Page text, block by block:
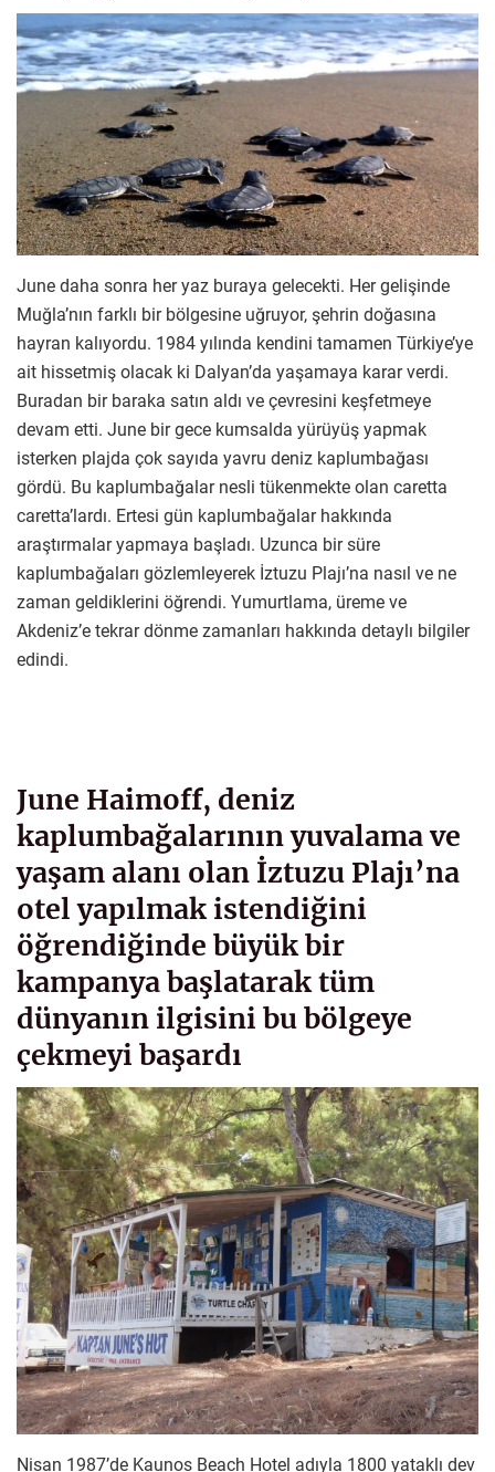
June daha sonra her yaz buraya gelecekti. Her gelişinde
Muğla’nın farklı bir bölgesine uğruyor, şehrin doğasına
hayran kalıyordu. 1984 yılında kendini tamamen Türkiye’ye
ait hissetmiş olacak ki Dalyan’da yaşamaya karar verdi.
Buradan bir baraka satın aldı ve çevresini keşfetmeye
devam etti. June bir gece kumsalda yürüyüş yapmak
isterken plajda çok sayıda yavru deniz kaplumbağası
gördü. Bu kaplumbağalar nesli tükenmekte olan caretta
caretta’lardı. Ertesi gün kaplumbağalar hakkında
araştırmalar yapmaya başladı. Uzunca bir süre
kaplumbağaları gözlemleyerek İztuzu Plajı’na nasıl ve ne
zaman geldiklerini öğrendi. Yumurtlama, üreme ve
Akdeniz’e tekrar dönme zamanları hakkında detaylı bilgiler
edindi.
June Haimoff, deniz
kaplumbağalarının yuvalama ve
yaşam alanı olan İztuzu Plajı’na
otel yapılmak istendiğini
öğrendiğinde büyük bir
kampanya başlatarak tüm
dünyanın ilgisini bu bölgeye
çekmeyi başardı
Nisan 1987’de Kaunos Beach Hotel adıyla 1800 yataklı dev